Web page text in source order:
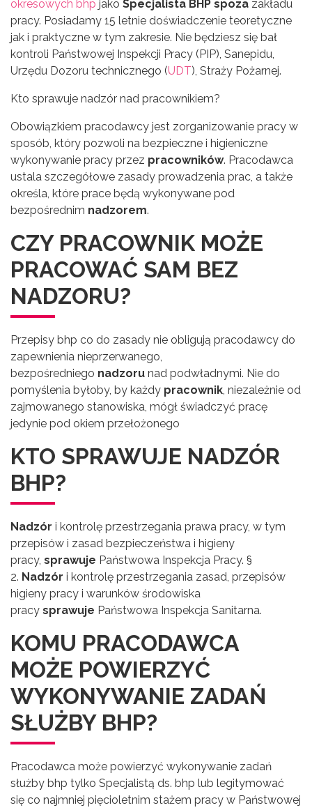
okresowych bhp jako Specjalista BHP spoza zakładu
pracy. Posiadamy 15 letnie doświadczenie teoretyczne
jak i praktyczne w tym zakresie. Nie będziesz się bał
kontroli Państwowej Inspekcji Pracy (PIP), Sanepidu,
Urzędu Dozoru technicznego (UDT), Straży Pożarnej.
Kto sprawuje nadzór nad pracownikiem?
Obowiązkiem pracodawcy jest zorganizowanie pracy w
sposób, który pozwoli na bezpieczne i higieniczne
wykonywanie pracy przez pracowników. Pracodawca
ustala szczegółowe zasady prowadzenia prac, a także
określa, które prace będą wykonywane pod
bezpośrednim nadzorem.
CZY PRACOWNIK MOŻE
PRACOWAĆ SAM BEZ
NADZORU?
Przepisy bhp co do zasady nie obligują pracodawcy do
zapewnienia nieprzerwanego,
bezpośredniego nadzoru nad podwładnymi. Nie do
pomyślenia byłoby, by każdy pracownik, niezależnie od
zajmowanego stanowiska, mógł świadczyć pracę
jedynie pod okiem przełożonego
KTO SPRAWUJE NADZÓR
BHP?
Nadzór i kontrolę przestrzegania prawa pracy, w tym
przepisów i zasad bezpieczeństwa i higieny
pracy, sprawuje Państwowa Inspekcja Pracy. §
2. Nadzór i kontrolę przestrzegania zasad, przepisów
higieny pracy i warunków środowiska
pracy sprawuje Państwowa Inspekcja Sanitarna.
KOMU PRACODAWCA
MOŻE POWIERZYĆ
WYKONYWANIE ZADAŃ
SŁUŻBY BHP?
Pracodawca może powierzyć wykonywanie zadań
służby bhp tylko Specjalistą ds. bhp lub legitymować
się co najmniej pięcioletnim stażem pracy w Państwowej